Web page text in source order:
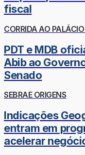
fiscal
CORRIDA AO
PDT e MDB
Abib ao
Senado
SEBRAE ORIGENS
Indicações
entram em
acelerar